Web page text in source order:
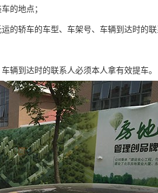
的地点；
的轿车的车型、车架号、车辆到达时的
辆到达时的联系人必须本人拿有效提车。